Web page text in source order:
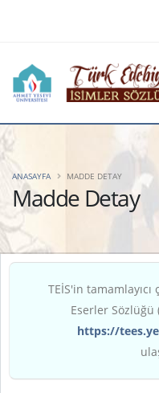
Madde Detay
ANASAYFA MADDE DETAY
TEİS'in tamamlayıcı
Eserler Sözlüğü
https://